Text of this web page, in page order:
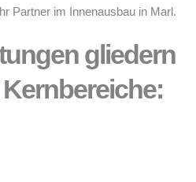
Partner im Innenausbau in Marl.
gliedern